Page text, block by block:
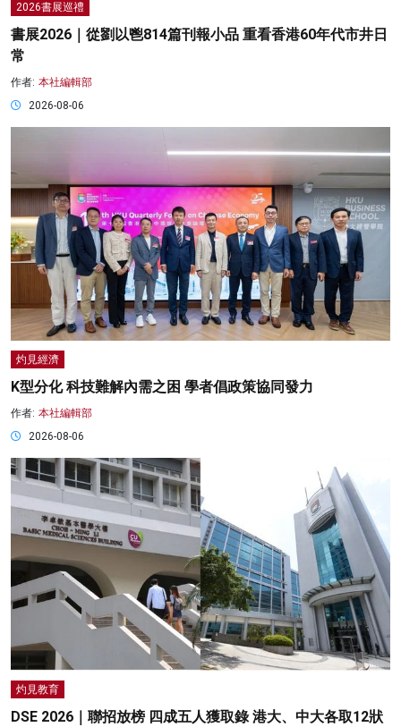
2026書展巡禮
書展2026｜從劉以鬯814篇刊報小品 重看香港60年代市井日
常
作者: 本社編輯部
2026-08-06
灼見經濟
K型分化 科技難解內需之困 學者倡政策協同發力
作者: 本社編輯部
2026-08-06
灼見教育
DSE 2026｜聯招放榜 四成五人獲取錄 港大、中大各取12狀